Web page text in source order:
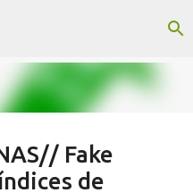
principal
Fake
de